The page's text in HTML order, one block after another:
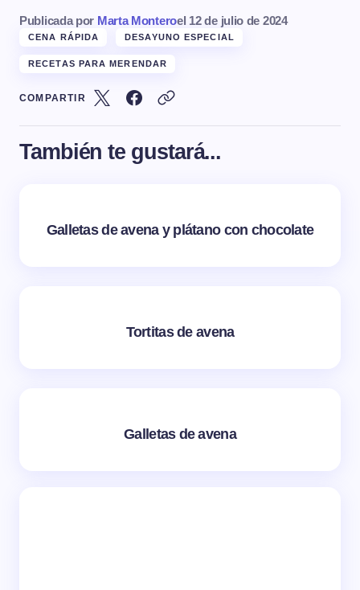
Publicada por Marta Monteroel 12 de julio de 2024
CENA RÁPIDA DESAYUNO ESPECIAL
RECETAS PARA MERENDAR
COMPARTIR
También te gustará...
Galletas de avena y plátano con chocolate
Tortitas de avena
Galletas de avena